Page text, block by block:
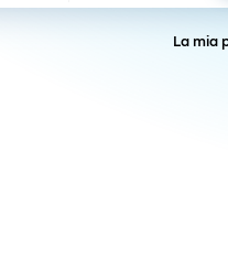
La mia